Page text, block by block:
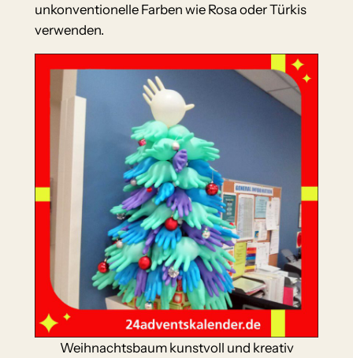
unkonventionelle Farben wie Rosa oder Türkis
verwenden.
Weihnachtsbaum kunstvoll und kreativ